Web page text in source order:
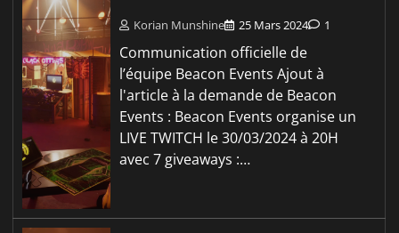
Korian Munshine 25 Mars 2024 1
Communication officielle de
l’équipe Beacon Events Ajout à
l'article à la demande de Beacon
Events : Beacon Events organise un
LIVE TWITCH le 30/03/2024 à 20H
avec 7 giveaways :…